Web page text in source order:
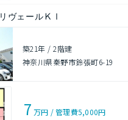
リヴェールＫⅠ
築21年 /2階建
神奈川県秦野市鈴張町6-19
7 万円 /管理費5,000円